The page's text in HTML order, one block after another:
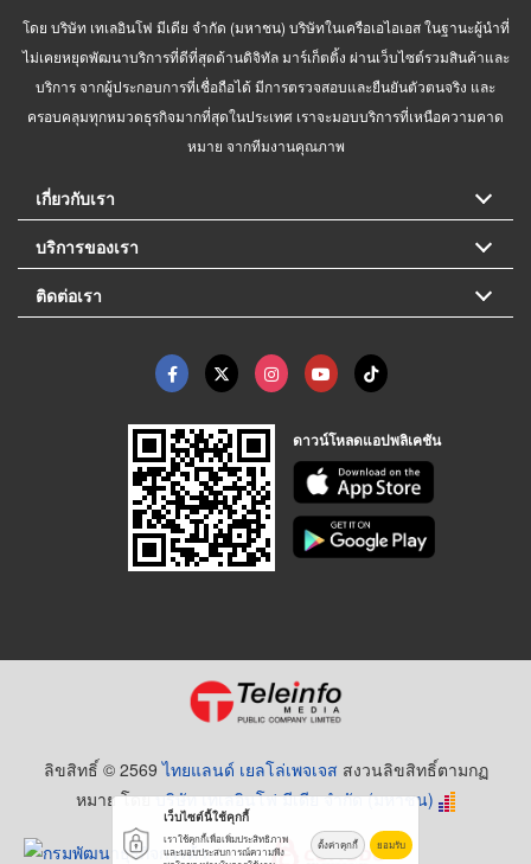
โดย บริษัท เทเลอินโฟ มีเดีย จำกัด (มหาชน) บริษัทในเครือเอไอเอส ในฐานะผู้นำที่
ไม่เคยหยุดพัฒนาบริการที่ดีที่สุดด้านดิจิทัล มาร์เก็ตติ้ง ผ่านเว็บไซต์รวมสินค้าและ
บริการ จากผู้ประกอบการที่เชื่อถือได้ มีการตรวจสอบและยืนยันตัวตนจริง และ
ครอบคลุมทุกหมวดธุรกิจมากที่สุดในประเทศ เราจะมอบบริการที่เหนือความคาด
หมาย จากทีมงานคุณภาพ
เกี่ยวกับเรา
บริการของเรา
ติดต่อเรา
ดาวน์โหลดแอปพลิเคชัน
ลิขสิทธิ์ © 2569ไทยแลนด์ เยลโล่เพจเจส สงวนลิขสิทธิ์ตามกฏ
หมาย โดยบริษัท เทเลอินโฟ มีเดีย จำกัด (มหาชน)
เว็บไซต์นี้ใช้คุกกี้
เราใช้คุกกี้เพื่อเพิ่มประสิทธิภาพ
และมอบประสบการณ์ความพึง
ตั้งค่าคุกกี้ ยอมรับ